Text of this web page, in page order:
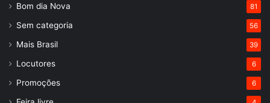
Bom dia Nova 81
Sem categoria 56
Mais Brasil 39
Locutores 6
Promoções 6